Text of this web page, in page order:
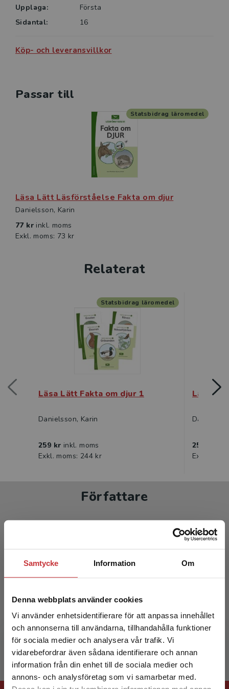
Samtycke Information Om
Denna webbplats använder cookies
Vi använder enhetsidentifierare för att anpassa innehållet
och annonserna till användarna, tillhandahålla funktioner
för sociala medier och analysera vår trafik. Vi
vidarebefordrar även sådana identifierare och annan
information från din enhet till de sociala medier och
annons- och analysföretag som vi samarbetar med.
Begränsad fraktregion
• älgen
• göken
Upplaga:
Första
Sidantal:
16
Köp- och leveransvillkor
Passar till
Läsa Lätt Läsförståelse Fakta om djur
Danielsson, Karin
77 kr inkl. moms
Exkl. moms: 73 kr
Statsbidrag läromedel
Relaterat
Läsa Lätt Fakta om djur 1
Danielsson, Karin
259 kr inkl. moms
Exkl. moms: 244 kr
Statsbidrag läromedel
Läsa
259 kr
Exkl.
Författare
Karin Danielsson har lång erfarenhet av att lära
barn läsa och är också en välkänd
läromedelsförfattare.